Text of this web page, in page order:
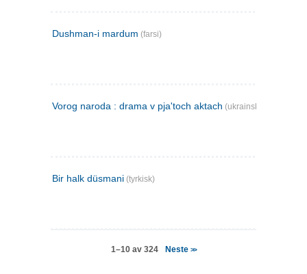
Dushman-i mardum (farsi)
Vorog naroda : drama v pja'toch aktach (ukrainsk)
Bir halk düsmani (tyrkisk)
1–10 av 324 Neste >>